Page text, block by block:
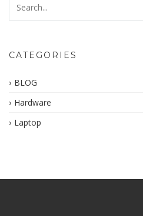
CATEGORIES
BLOG
Hardware
Laptop